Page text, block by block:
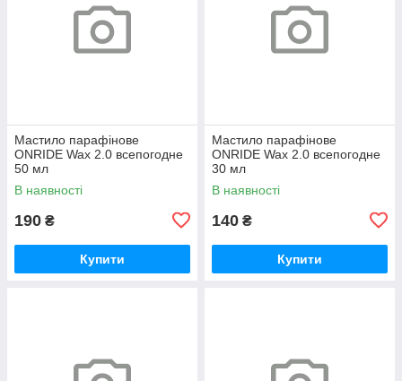
Мастило парафінове
ONRIDE Wax 2.0 всепогодне
50 мл
В наявності
190 ₴
Купити
Мастило парафінове
ONRIDE Wax 2.0 всепогодне
30 мл
В наявності
140 ₴
Купити